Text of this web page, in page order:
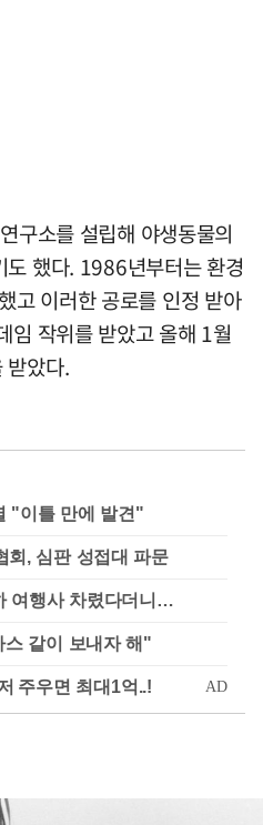
구소를 설립해 야생동물의
도 했다. 1986년부터는 환경
고 이러한 공로를 인정 받아
작위를 받았고 올해 1월
받았다.
"이틀 만에 발견"
, 심판 성접대 파문
여행사 차렸다더니…
같이 보내자 해"